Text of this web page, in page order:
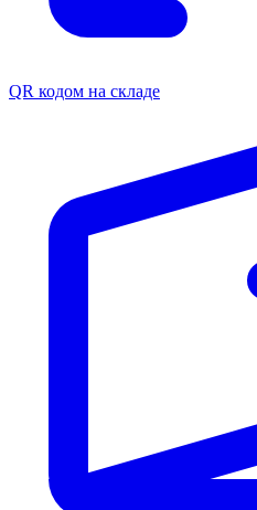
QR кодом на складе